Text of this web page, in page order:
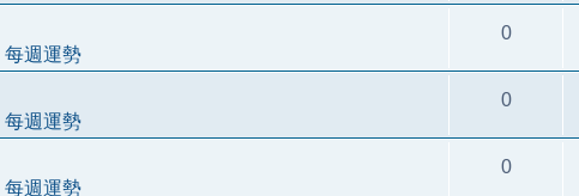
每週運勢
0
每週運勢
0
每週運勢
0